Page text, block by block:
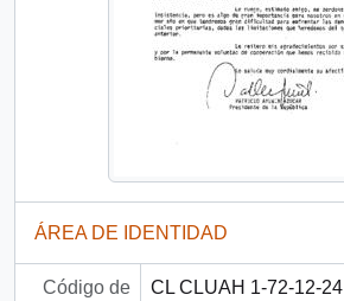
ÁREA DE IDENTIDAD
Código de
CL CLUAH 1-72-12-24